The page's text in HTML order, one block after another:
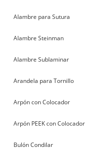
Alambre para Sutura
Alambre Steinman
Alambre Sublaminar
Arandela para Tornillo
Arpón con Colocador
Arpón PEEK con Colocador
Bulón Condilar